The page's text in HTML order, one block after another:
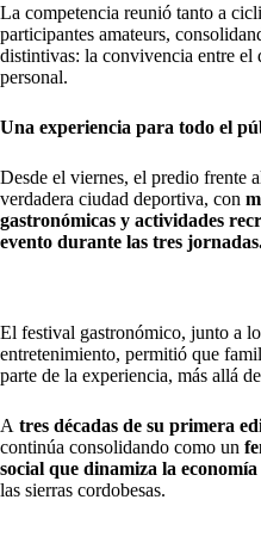
La competencia reunió tanto a
participantes amateurs,
distintivas: la convivencia entre
personal.
Una experiencia para todo el
Desde el viernes, el predio frente
verdadera ciudad deportiva, con
gastronómicas y actividades
evento durante las tres
El festival gastronómico, junto a
entretenimiento, permitió que
parte de la experiencia, más allá
A tres décadas de su primera
continúa consolidando como un
social que dinamiza la economía
las sierras cordobesas.